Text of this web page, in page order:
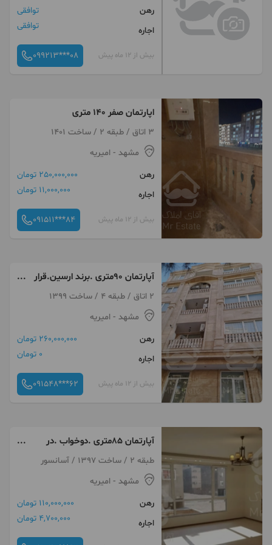
رهن
توافقی
اجاره
توافقی
بیش از 12 ماه پیش 099213***08
اپارتمان صفر ۱۴۰ متری
3 اتاق / طبقه 2 / ساخت 1401
مشهد - امیریه
رهن
250,000,000 تومان
اجاره
11,000,000 تومان
بیش از 12 ماه پیش 091511***84
آپارتمان ۹۰متری .برند ارسین.قرار
داد۱۸ماهه.
2 اتاق / طبقه 4 / ساخت 1399
مشهد - امیریه
رهن
260,000,000 تومان
اجاره
0 تومان
بیش از 12 ماه پیش 091548***62
آپارتمان ۸۵متری .دوخواب .در
امیریه ۳.
طبقه 2 / ساخت 1397 / آسانسور
مشهد - امیریه
رهن
110,000,000 تومان
اجاره
4,700,000 تومان